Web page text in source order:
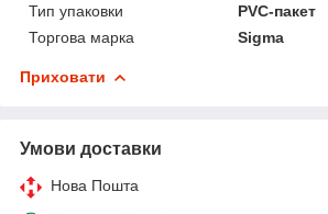
Тип упаковки
PVC-пакет
Торгова марка
Sigma
Приховати
Умови доставки
Нова Пошта